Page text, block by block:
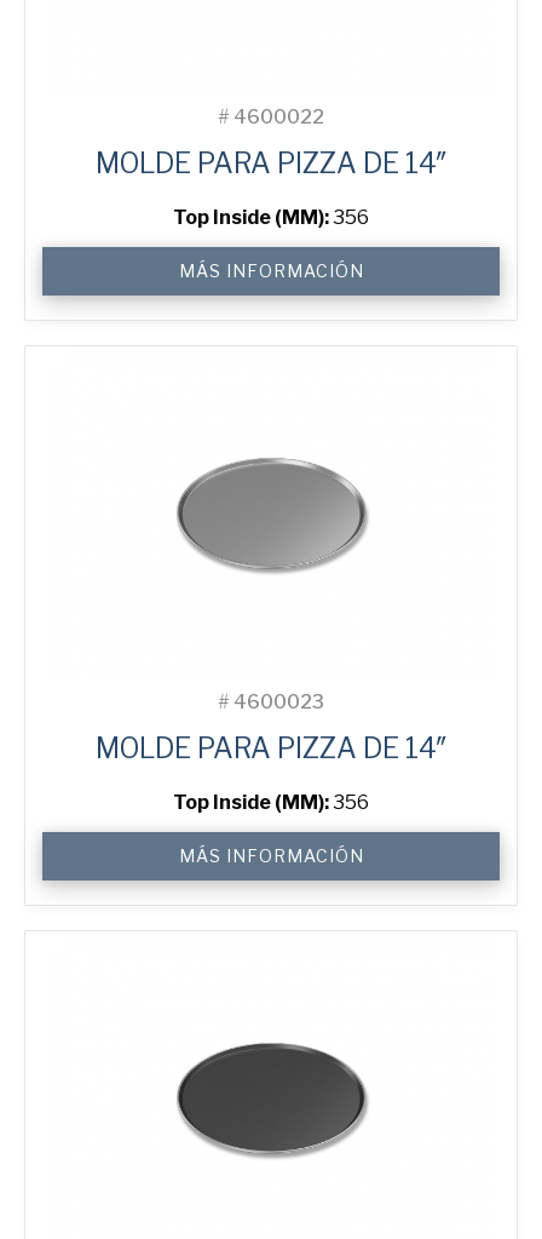
# 4600022
MOLDE PARA PIZZA DE 14″
Top Inside (MM):356
Pizza
Tray
cantidad
MÁS INFORMACIÓN
# 4600023
MOLDE PARA PIZZA DE 14″
Top Inside (MM):356
Pizza
Tray
cantidad
MÁS INFORMACIÓN